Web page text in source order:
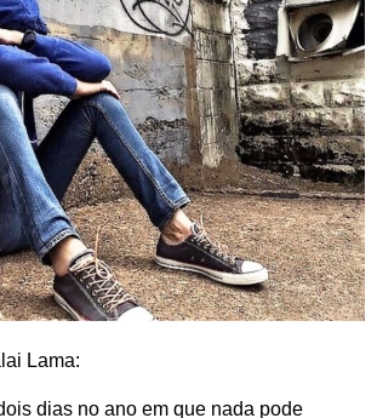
Lama:
dias no ano em que nada pode